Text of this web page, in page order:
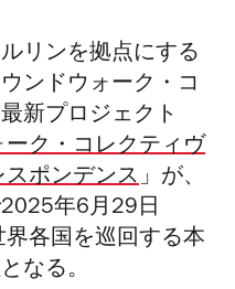
リンを拠点にする
ンドウォーク・コ
新プロジェクト
ーク・コレクティヴ
スポンデンス」が、
年6月29日
界各国を巡回する本
なる。